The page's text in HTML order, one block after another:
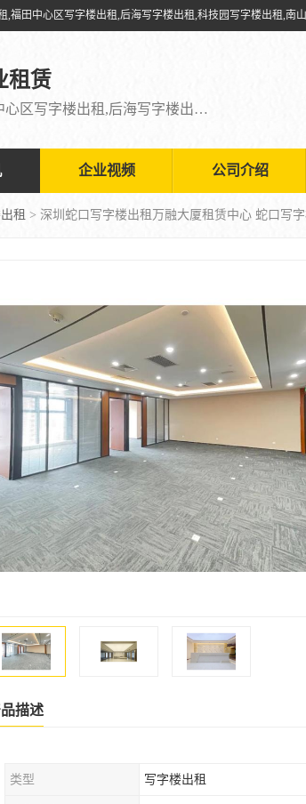
租赁
福田写字楼出租,福田中心区写字楼出租,后海写字楼出租,科技园写字楼出租,南山写字楼出租,前海写字楼出租,宝安中心写字楼出租
企业视频 公司介绍
租 > 深圳蛇口写字楼出租万融大厦租赁中心 蛇口写
描述
类型 写字楼出租